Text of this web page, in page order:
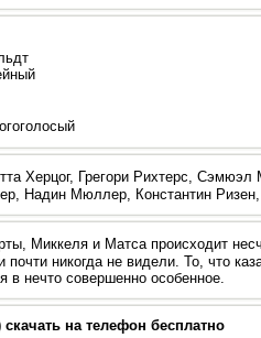
Херцог, Грегори Рихтерс,
Надин Мюллер, Константин
Миккеля и Матса происходит
почти никогда не видели. То, что
в нечто совершенно особенное.
на телефон бесплатно